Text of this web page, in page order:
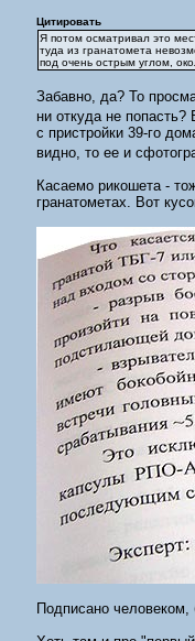
Цитировать
Я потом осматривал это
туда из гранатомета
под очень острым углом,
Забавно, да? То
ни откуда не
с пристройки 39-го
видно, то ее и
Касаемо рикошета -
гранатометах. Вот
Подписано